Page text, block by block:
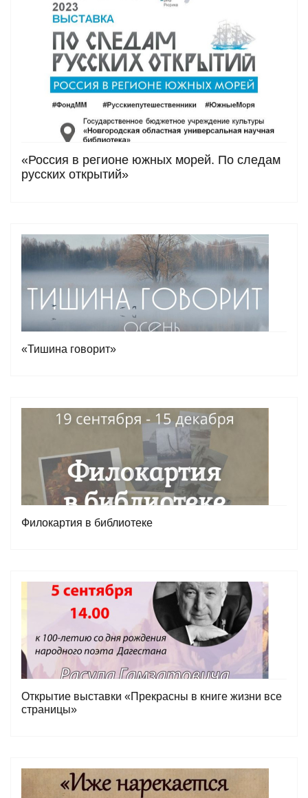
«Россия в регионе южных морей. По следам
русских открытий»
«Тишина говорит»
Филокартия в библиотеке
Открытие выставки «Прекрасны в книге жизни все
страницы»